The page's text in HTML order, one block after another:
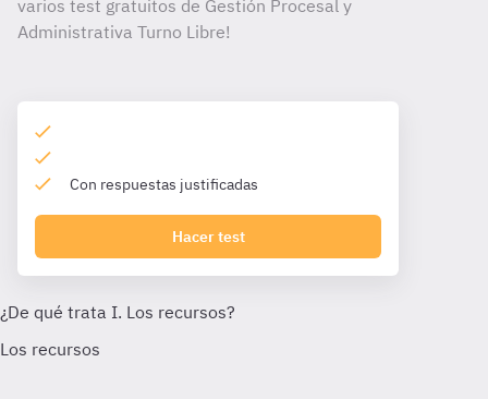
varios test gratuitos de Gestión Procesal y
Administrativa Turno Libre!
Con respuestas justificadas
Hacer test